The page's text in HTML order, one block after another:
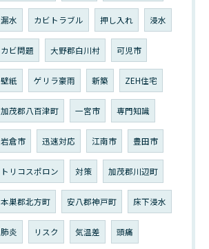
漏水 カビトラブル 押し入れ 浸水
カビ問題 大野郡白川村 可児市
壁紙 ゲリラ豪雨 新築 ZEH住宅
加茂郡八百津町 一宮市 専門知識
岩倉市 迅速対応 江南市 豊田市
トリコスポロン 対策 加茂郡川辺町
本巣郡北方町 安八郡神戸町 床下浸水
肺炎 リスク 気温差 頭痛